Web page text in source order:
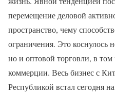
перемещение деловой
пространство, чему
ограничения. Это коснулось
но и оптовой торговли, в
коммерции. Весь бизнес с
Республикой встал сегодня